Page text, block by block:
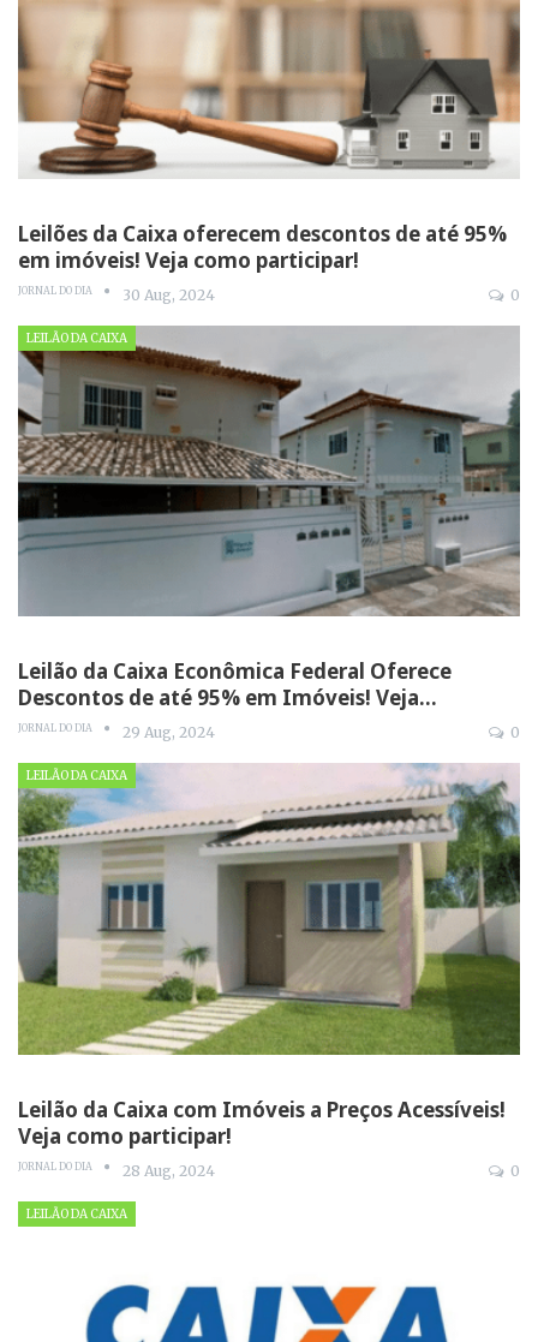
Leilões da Caixa oferecem descontos de até 95%
em imóveis! Veja como participar!
JORNAL DO DIA 30 Aug, 2024 0
LEILÃO DA CAIXA
Leilão da Caixa Econômica Federal Oferece
Descontos de até 95% em Imóveis! Veja…
JORNAL DO DIA 29 Aug, 2024 0
LEILÃO DA CAIXA
Leilão da Caixa com Imóveis a Preços Acessíveis!
Veja como participar!
JORNAL DO DIA 28 Aug, 2024 0
LEILÃO DA CAIXA